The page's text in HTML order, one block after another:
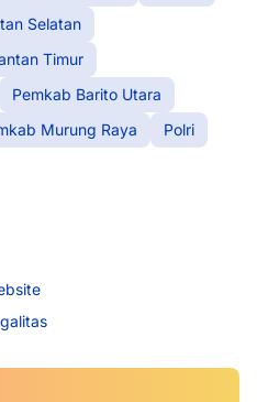
Selatan
Timur
Pemkab Barito Utara
Murung Raya
Polri